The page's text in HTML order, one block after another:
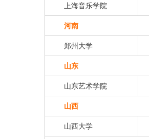
上海音乐学院
河南
郑州大学
山东
山东艺术学院
山西
山西大学